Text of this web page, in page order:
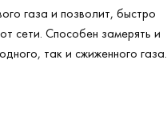
газа и позволит, быстро
сети. Способен замерять и
так и сжиженного газа.